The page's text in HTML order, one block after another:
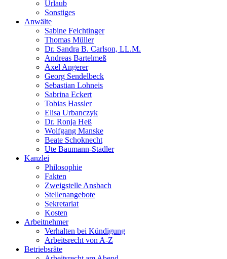
Urlaub
Sonstiges
Anwälte
Sabine Feichtinger
Thomas Müller
Dr. Sandra B. Carlson, LL.M.
Andreas Bartelmeß
Axel Angerer
Georg Sendelbeck
Sebastian Lohneis
Sabrina Eckert
Tobias Hassler
Elisa Urbanczyk
Dr. Ronja Heß
Wolfgang Manske
Beate Schoknecht
Ute Baumann-Stadler
Kanzlei
Philosophie
Fakten
Zweigstelle Ansbach
Stellenangebote
Sekretariat
Kosten
Arbeitnehmer
Verhalten bei Kündigung
Arbeitsrecht von A-Z
Betriebsräte